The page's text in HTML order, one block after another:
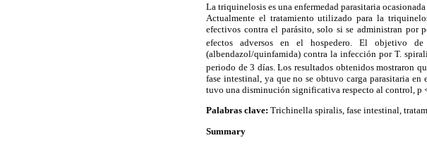
La triquinelosis es una enfermedad parasitaria
Actualmente el tratamiento utilizado para la
efectivos contra el parásito, solo si se administran por
efectos adversos en el hospedero. El objetivo
(albendazol/quinfamida) contra la infección por T.
periodo de 3 días. Los resultados obtenidos mostraron
fase intestinal, ya que no se obtuvo carga parasitaria
tuvo una disminución significativa respecto al control, p
Palabras clave: Trichinella spiralis, fase intestinal,
Summary